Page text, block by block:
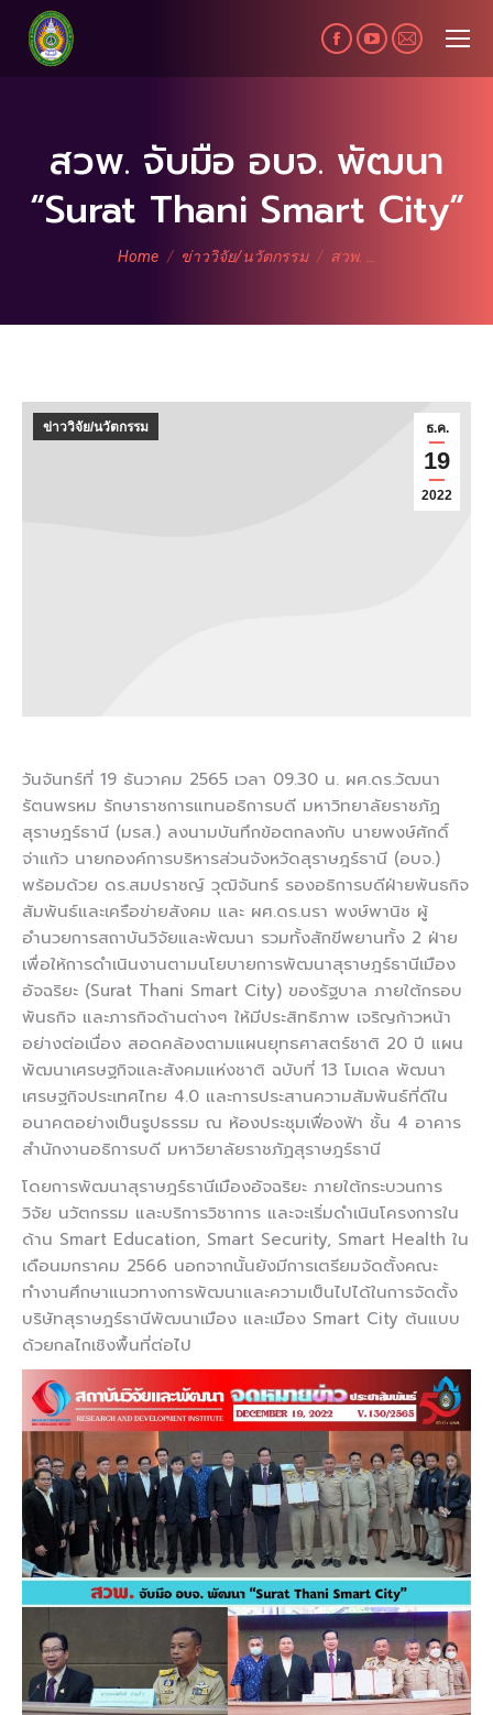
Facebook
page
new
window
YouTube
page
new
window
Mail
page
new
window
สวพ. จับมือ อบจ. พัฒนา
“Surat Thani Smart City”
You are here:
Home ข่าววิจัย/นวัตกรรม สวพ. …
ธ.ค.
19
2022
ข่าววิจัย/นวัตกรรม
วันจันทร์ที่ 19 ธันวาคม 2565 เวลา 09.30 น. ผศ.ดร.วัฒนา
รัตนพรหม รักษาราชการแทนอธิการบดี มหาวิทยาลัยราชภัฏ
สุราษฎร์ธานี (มรส.) ลงนามบันทึกข้อตกลงกับ นายพงษ์ศักดิ์
จ่าแก้ว นายกองค์การบริหารส่วนจังหวัดสุราษฎร์ธานี (อบจ.)
พร้อมด้วย ดร.สมปราชญ์ วุฒิจันทร์ รองอธิการบดีฝ่ายพันธกิจ
สัมพันธ์และเครือข่ายสังคม และ ผศ.ดร.นรา พงษ์พานิช ผู้
อำนวยการสถาบันวิจัยและพัฒนา รวมทั้งสักขีพยานทั้ง 2 ฝ่าย
เพื่อให้การดำเนินงานตามนโยบายการพัฒนาสุราษฎร์ธานีเมือง
อัจฉริยะ (Surat Thani Smart City) ของรัฐบาล ภายใต้กรอบ
พันธกิจ และภารกิจด้านต่างๆ ให้มีประสิทธิภาพ เจริญก้าวหน้า
อย่างต่อเนื่อง สอดคล้องตามแผนยุทธศาสตร์ชาติ 20 ปี แผน
พัฒนาเศรษฐกิจและสังคมแห่งชาติ ฉบับที่ 13 โมเดล พัฒนา
เศรษฐกิจประเทศไทย 4.0 และการประสานความสัมพันธ์ที่ดีใน
อนาคตอย่างเป็นรูปธรรม ณ ห้องประชุมเฟื่องฟ้า ชั้น 4 อาคาร
สำนักงานอธิการบดี มหาวิยาลัยราชภัฏสุราษฎร์ธานี
โดยการพัฒนาสุราษฎร์ธานีเมืองอัจฉริยะ ภายใต้กระบวนการ
วิจัย นวัตกรรม และบริการวิชาการ และจะเริ่มดำเนินโครงการใน
ด้าน Smart Education, Smart Security, Smart Health ใน
เดือนมกราคม 2566 นอกจากนั้นยังมีการเตรียมจัดตั้งคณะ
ทำงานศึกษาแนวทางการพัฒนาและความเป็นไปได้ในการจัดตั้ง
บริษัทสุราษฎร์ธานีพัฒนาเมือง และเมือง Smart City ต้นแบบ
ด้วยกลไกเชิงพื้นที่ต่อไป